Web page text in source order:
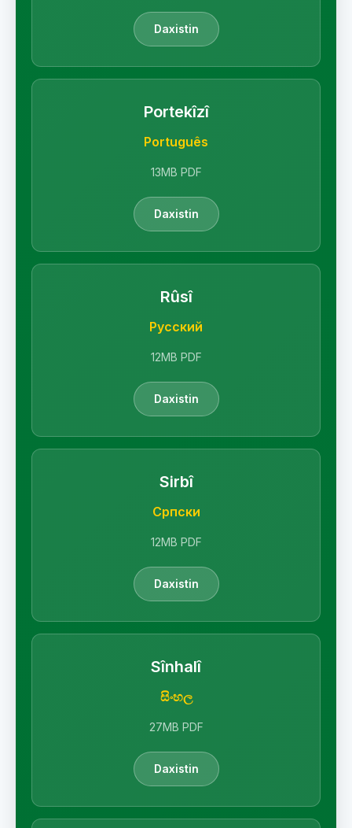
Daxistin
Portekîzî
Português
13MB PDF
Daxistin
Rûsî
Русский
12MB PDF
Daxistin
Sirbî
Српски
12MB PDF
Daxistin
Sînhalî
සිංහල
27MB PDF
Daxistin